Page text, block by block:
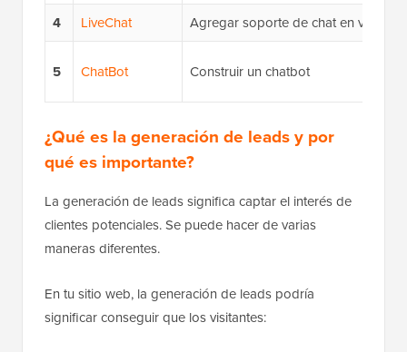
4
LiveChat Agregar soporte de chat en vivo
5 ChatBot Construir un chatbot
¿Qué es la generación de leads y por
qué es importante?
La generación de leads significa captar el interés de
clientes potenciales. Se puede hacer de varias
maneras diferentes.
En tu sitio web, la generación de leads podría
significar conseguir que los visitantes: